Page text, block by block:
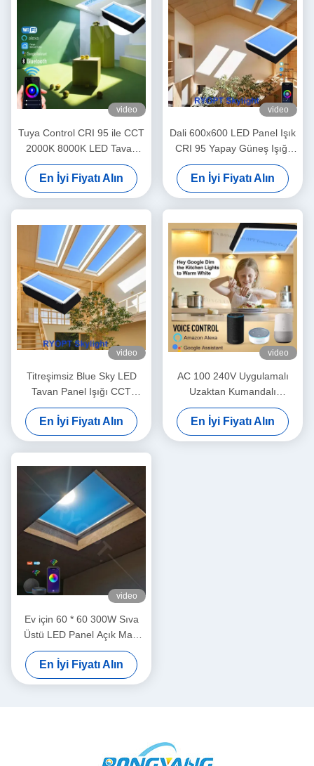
video
Tuya Control CRI 95 ile CCT
2000K 8000K LED Tavan
Paneli Işığı
En İyi Fiyatı Alın
video
Dali 600x600 LED Panel Işık
CRI 95 Yapay Güneş Işığı
Tuya Kontrolü
En İyi Fiyatı Alın
video
Titreşimsiz Blue Sky LED
Tavan Panel Işığı CCT
7800K Pratik
En İyi Fiyatı Alın
video
AC 100 240V Uygulamalı
Uzaktan Kumandalı
Profesyonel Ticari
Aydınlatma için Tasarlanmış
LED Tavan Paneli Işığı
En İyi Fiyatı Alın
video
Ev için 60 * 60 300W Sıva
Üstü LED Panel Açık Mavi
Gökyüzü Lambası
En İyi Fiyatı Alın